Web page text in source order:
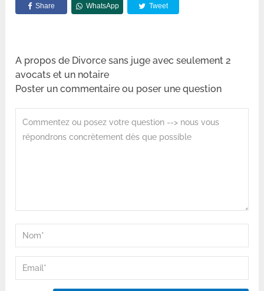
Share WhatsApp Tweet
A propos de Divorce sans juge avec seulement 2
avocats et un notaire
Poster un commentaire ou poser une question